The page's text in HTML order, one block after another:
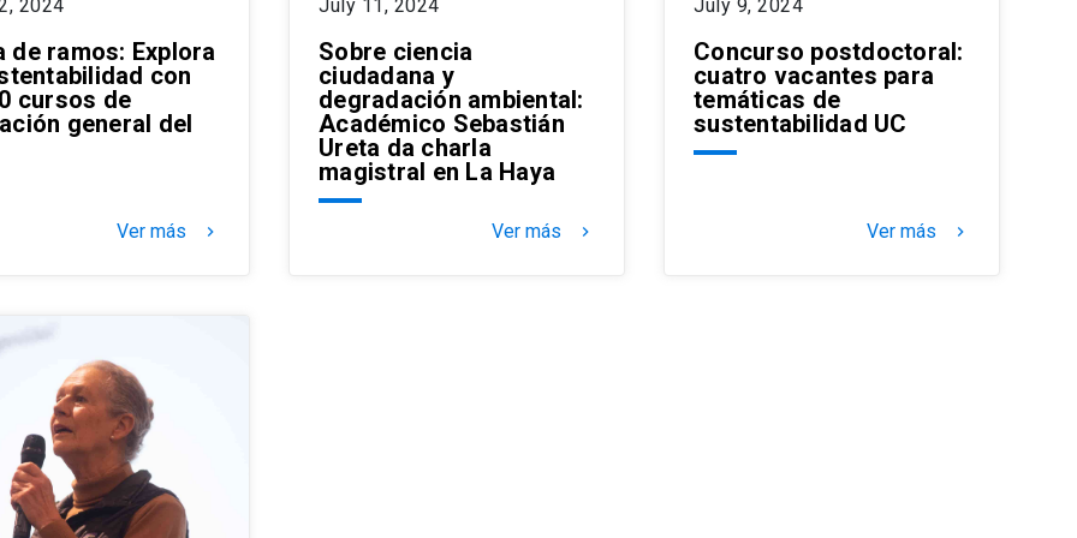
2024
de ramos: Explora
con
cursos de
general del
Ver más keyboard_arrow_right
July 11, 2024
Sobre ciencia
ciudadana y
degradación ambiental:
Académico Sebastián
Ureta da charla
magistral en La Haya
Ver más keyboard_arrow_right
July 9, 2024
Concurso postdoctoral:
cuatro vacantes para
temáticas de
sustentabilidad UC
Ver más keyboard_arrow_right